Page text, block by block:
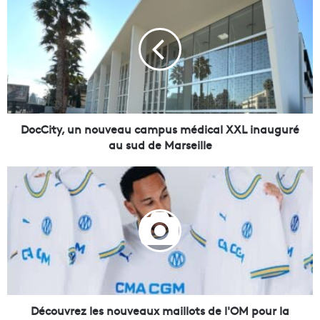
y
,
u
a
p
DocCity, un nouveau campus médical XXL inauguré
au sud de Marseille
r
z
Découvrez les nouveaux maillots de l'OM pour la